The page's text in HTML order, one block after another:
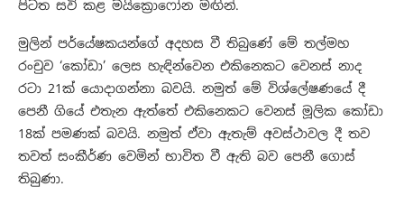
පිටත සවි කළ මයික්‍රොෆෝන මඟින්.
මුලින් පර්යේෂකයන්ගේ අදහස වී තිබුණේ මේ තල්මහ
රංචුව ‘කෝඩා’ ලෙස හැඳින්වෙන එකිනෙකට වෙනස් නාද
රටා 21ක් යොදාගන්නා බවයි. නමුත් මේ විශ්ලේෂණයේ දී
පෙනී ගියේ එතැන ඇත්තේ එකිනෙකට වෙනස් මූලික කෝඩා
18ක් පමණක් බවයි. නමුත් ඒවා ඇතැම් අවස්ථාවල දී තව
තවත් සංකීර්ණ වෙමින් භාවිත වී ඇති බව පෙනී ගොස්
තිබුණා.